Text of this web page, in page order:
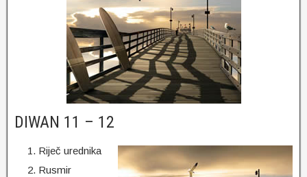
DIWAN 11 – 12
Riječ urednika
Rusmir